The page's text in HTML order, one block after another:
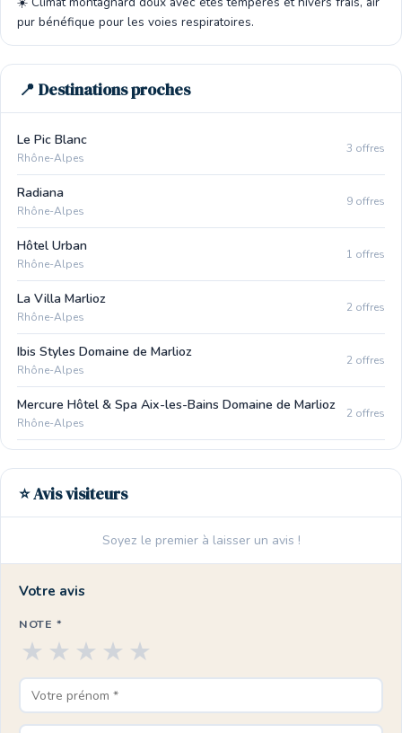
pur bénéfique pour les voies respiratoires.
📍 Destinations proches
Le Pic Blanc
Rhône-Alpes
3 offres
Radiana
Rhône-Alpes
9 offres
Hôtel Urban
Rhône-Alpes
1 offres
La Villa Marlioz
Rhône-Alpes
2 offres
Ibis Styles Domaine de Marlioz
Rhône-Alpes
2 offres
Mercure Hôtel & Spa Aix-les-Bains Domaine de Marlioz
Rhône-Alpes
2 offres
⭐ Avis visiteurs
Soyez le premier à laisser un avis !
Votre avis
NOTE *
★
★
★
★
★